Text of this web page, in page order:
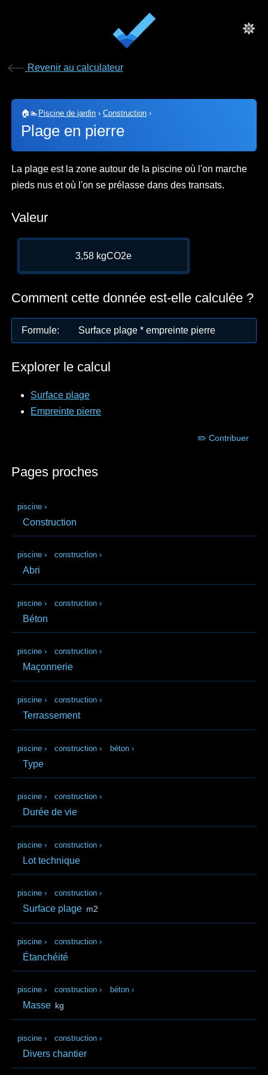
Revenir au calculateur
🏠🏊 Piscine de jardin ›Construction ›
Plage en pierre
La plage est la zone autour de la piscine où l'on marche
pieds nus et où l'on se prélasse dans des transats.
Valeur
3,58 kgCO2e
Comment cette donnée est-elle calculée ?
Formule: Surface plage * empreinte pierre
Explorer le calcul
Surface plage
Empreinte pierre
✏️ Contribuer
Pages proches
piscine ›
Construction
piscine › construction ›
Abri
piscine › construction ›
Béton
piscine › construction ›
Maçonnerie
piscine › construction ›
Terrassement
piscine › construction › béton ›
Type
piscine › construction ›
Durée de vie
piscine › construction ›
Lot technique
piscine › construction ›
Surface plage m2
piscine › construction ›
Étanchéité
piscine › construction › béton ›
Masse kg
piscine › construction ›
Divers chantier